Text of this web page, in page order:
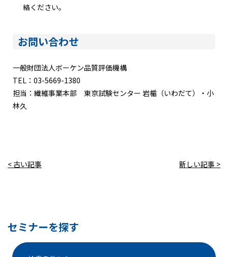
セミナーを探す
絡ください。
お問い合わせ
一般財団法人ボーケン品質評価機構
TEL：03-5669-1380
担当：繊維事業本部 東京試験センター 岩楯（いわだて）・小
林久
< 古い記事 新しい記事 >